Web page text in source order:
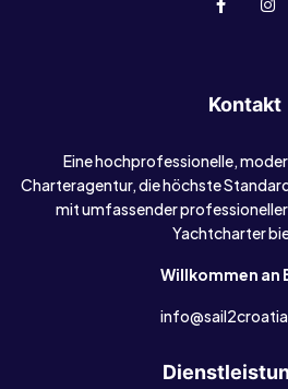
Kontakt
Eine hochprofessionelle,
Charteragentur, die höchste
mit umfassender
Yachtcharter
Willkommen an